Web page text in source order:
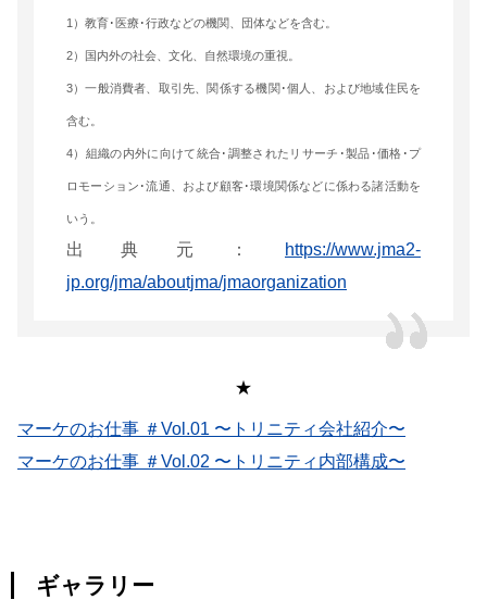
1）教育･医療･行政などの機関、団体などを含む。
2）国内外の社会、文化、自然環境の重視。
3）一般消費者、取引先、関係する機関･個人、および地域住民を
含む。
4）組織の内外に向けて統合･調整されたリサーチ･製品･価格･プ
ロモーション･流通、および顧客･環境関係などに係わる諸活動を
いう。
出典元：
https://www.jma2-
jp.org/jma/aboutjma/jmaorganization
★
マーケのお仕事 ＃Vol.01 〜トリニティ会社紹介〜
マーケのお仕事 ＃Vol.02 〜トリニティ内部構成〜
ギャラリー